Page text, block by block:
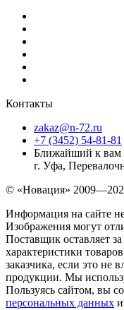
Контакты
zakaz@n-72.ru
+7 (3452) 54-81-81
Ближайший к вам
г. Уфа,
© «Новация»
Информация на сайте
Изображения могут
Поставщик оставляет
характеристики
заказчика, если это не
продукции. Мы
Пользуясь сайтом, вы
персональных данных и